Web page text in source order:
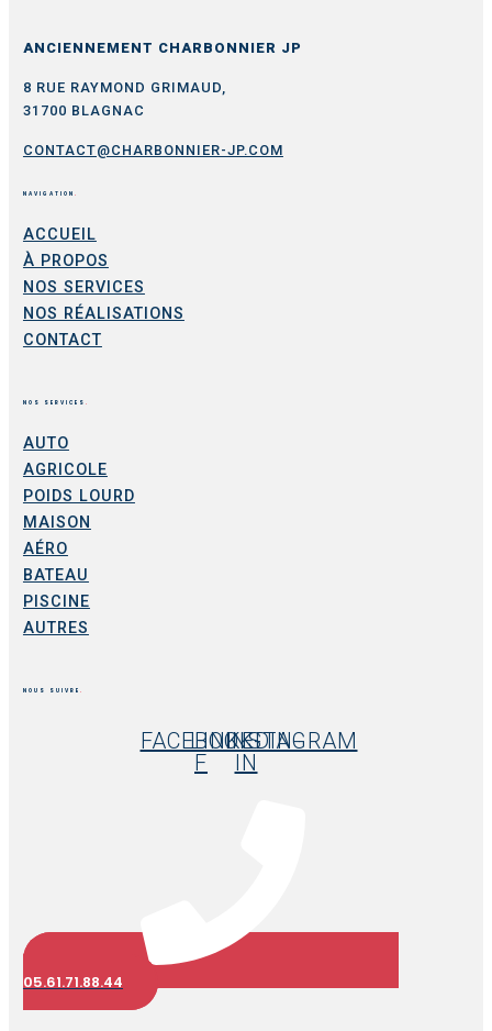
ANCIENNEMENT CHARBONNIER JP
8 RUE RAYMOND GRIMAUD,
31700 BLAGNAC
CONTACT@CHARBONNIER-JP.COM
NAVIGATION .
ACCUEIL
À PROPOS
NOS SERVICES
NOS RÉALISATIONS
CONTACT
NOS SERVICES .
AUTO
AGRICOLE
POIDS LOURD
MAISON
AÉRO
BATEAU
PISCINE
AUTRES
NOUS SUIVRE .
FACEBOOK-
F
LINKEDIN-
IN
INSTAGRAM
05.61.71.88.44